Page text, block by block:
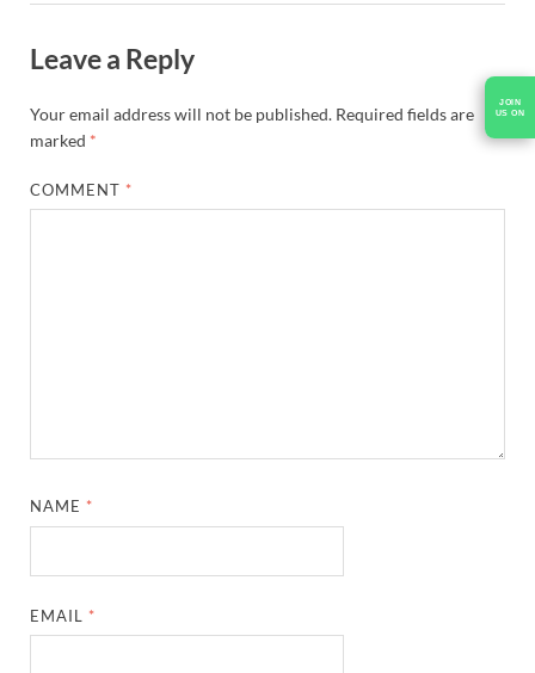
JOIN
US ON
Leave a Reply
Your email address will not be published. Required fields are
marked *
COMMENT *
NAME *
EMAIL *